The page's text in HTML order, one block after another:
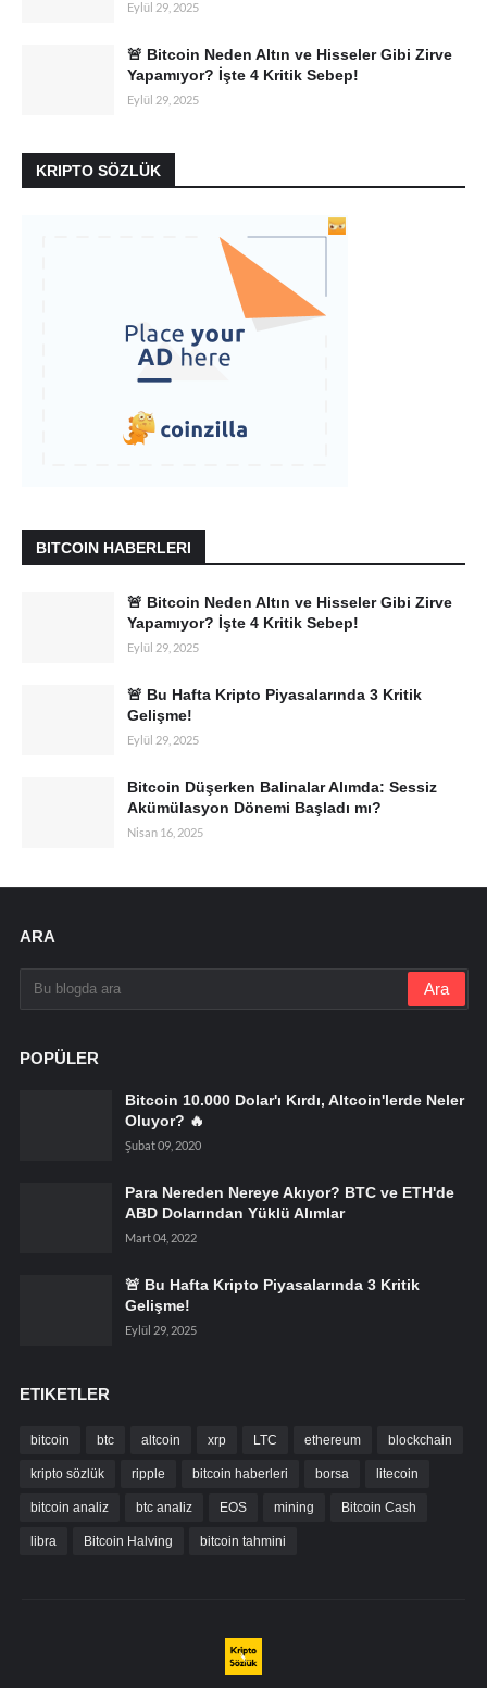
Eylül 29, 2025
🚨 Bitcoin Neden Altın ve Hisseler Gibi Zirve
Yapamıyor? İşte 4 Kritik Sebep!
Eylül 29, 2025
KRIPTO SÖZLÜK
BITCOIN HABERLERI
🚨 Bitcoin Neden Altın ve Hisseler Gibi Zirve
Yapamıyor? İşte 4 Kritik Sebep!
Eylül 29, 2025
🚨 Bu Hafta Kripto Piyasalarında 3 Kritik
Gelişme!
Eylül 29, 2025
Bitcoin Düşerken Balinalar Alımda: Sessiz
Akümülasyon Dönemi Başladı mı?
Nisan 16, 2025
ARA
POPÜLER
Bitcoin 10.000 Dolar'ı Kırdı, Altcoin'lerde Neler
Oluyor? 🔥
Şubat 09, 2020
Para Nereden Nereye Akıyor? BTC ve ETH'de
ABD Dolarından Yüklü Alımlar
Mart 04, 2022
🚨 Bu Hafta Kripto Piyasalarında 3 Kritik
Gelişme!
Eylül 29, 2025
ETIKETLER
bitcoin btc altcoin xrp LTC ethereum blockchain
kripto sözlük ripple bitcoin haberleri borsa litecoin
bitcoin analiz btc analiz EOS mining Bitcoin Cash
libra Bitcoin Halving bitcoin tahmini